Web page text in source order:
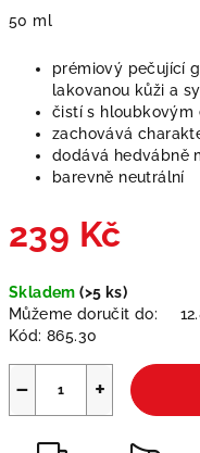
50 ml
prémiový pečující
lakovanou kůži a
čistí s hloubkovým
zachovává
dodává hedvábně
barevně neutrální
239 Kč
cena:
Skladem(>5 ks)
Můžeme doručit do:
Kód: 865.30
+
−